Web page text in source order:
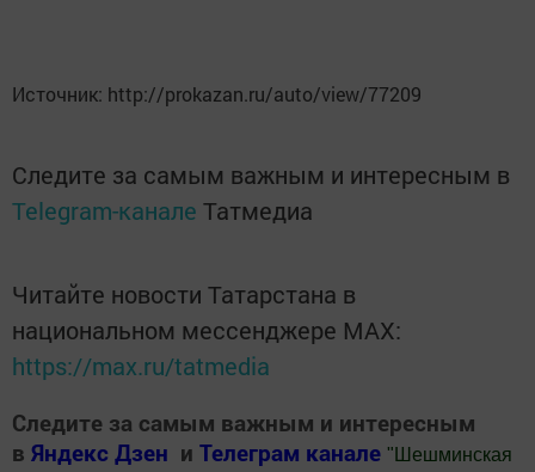
Источник: http://prokazan.ru/auto/view/77209
Следите за самым важным и интересным в
Telegram-канале Татмедиа
Читайте новости Татарстана в
национальном мессенджере MАХ:
https://max.ru/tatmedia
Следите за самым важным и интересным
в Яндекс Дзен и Телеграм канале " Шешминская